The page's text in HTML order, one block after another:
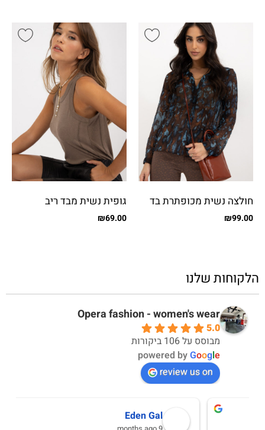
חולצה נשית מכופתרת בד
שיפון מקומט
₪99.00
גופית נשית מבד ריב
₪69.00
הלקוחות שלנו
Opera fashion - women's wear
5.0
מבוסס על 106 ביקורות
powered byGoogle
review us on
מירב יחזקאל